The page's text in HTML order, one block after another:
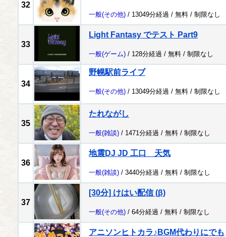
32
一般(その他) / 13049分経過 / 無料 / 制限なし
33
Light Fantasy でテスト Part9
一般(ゲーム) / 128分経過 / 無料 / 制限なし
34
野幌駅前ライブ
一般(その他) / 13049分経過 / 無料 / 制限なし
35
たれながし
一般(雑談) / 1471分経過 / 無料 / 制限なし
36
地震DJ JD 工口 天気
一般(雑談) / 3440分経過 / 無料 / 制限なし
37
[30分] けはい配信 (β)
一般(その他) / 64分経過 / 無料 / 制限なし
アニソンヒトカラ♪BGM代わりにでも